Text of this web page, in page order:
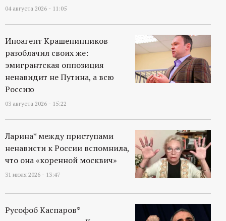
04 августа 2026 - 11:05
Иноагент Крашенинников
разоблачил своих же:
эмигрантская оппозиция
ненавидит не Путина, а всю
Россию
03 августа 2026 - 15:22
Ларина* между приступами
ненависти к России вспомнила,
что она «коренной москвич»
31 июля 2026 - 13:47
Русофоб Каспаров*